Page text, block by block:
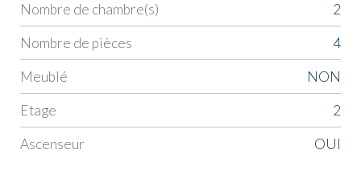
Nombre de chambre(s)
2
Nombre de pièces
4
Meublé
NON
Etage
2
Ascenseur
OUI